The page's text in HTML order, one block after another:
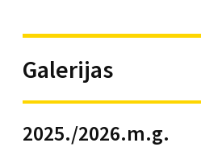
Galerijas
2025./2026.m.g.